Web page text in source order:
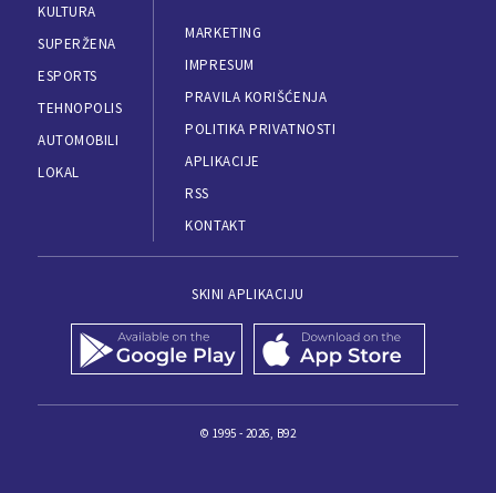
KULTURA
SUPERŽENA
ESPORTS
TEHNOPOLIS
AUTOMOBILI
LOKAL
MARKETING
IMPRESUM
PRAVILA KORIŠĆENJA
POLITIKA PRIVATNOSTI
APLIKACIJE
RSS
KONTAKT
SKINI APLIKACIJU
© 1995 - 2026, B92